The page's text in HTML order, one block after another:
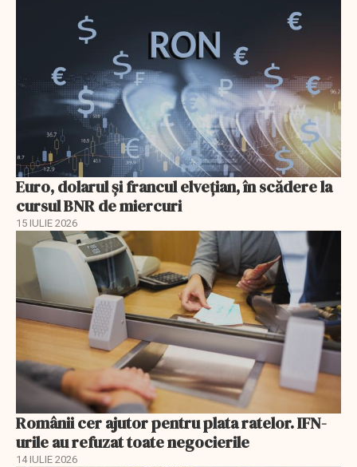
Euro, dolarul și francul elvețian, în scădere la
cursul BNR de miercuri
15 IULIE 2026
Românii cer ajutor pentru plata ratelor. IFN-
urile au refuzat toate negocierile
14 IULIE 2026